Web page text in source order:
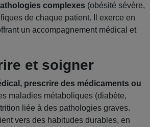
complexes (obésité sévère,
de chaque patient. Il exerce en
un accompagnement médical et
et soigner
prescrire des médicaments ou
maladies métaboliques (diabète,
liée à des pathologies graves.
vers des habitudes durables, en